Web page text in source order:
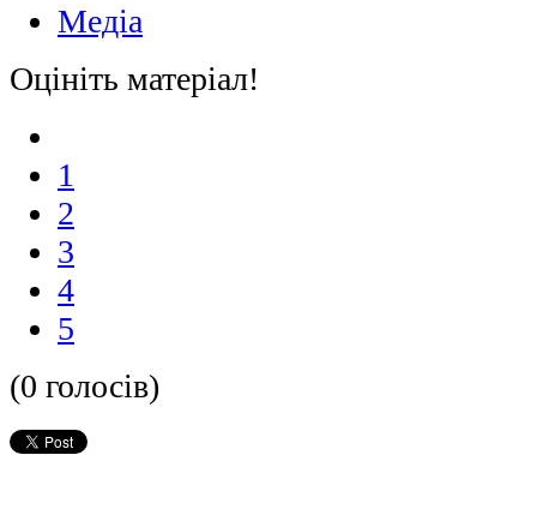
Медіа
Оцініть матеріал!
1
2
3
4
5
(0 голосів)